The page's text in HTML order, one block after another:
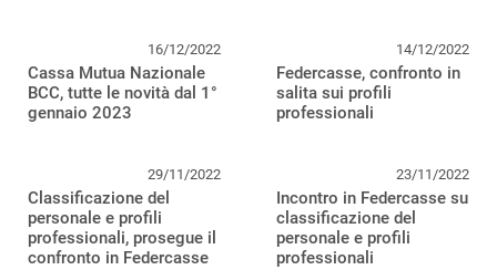
16/12/2022
Cassa Mutua Nazionale
BCC, tutte le novità dal 1°
gennaio 2023
14/12/2022
Federcasse, confronto in
salita sui profili
professionali
29/11/2022
Classificazione del
personale e profili
professionali, prosegue il
confronto in Federcasse
23/11/2022
Incontro in Federcasse su
classificazione del
personale e profili
professionali